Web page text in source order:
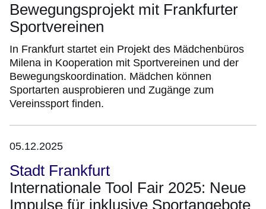
Bewegungsprojekt mit Frankfurter
Sportvereinen
In Frankfurt startet ein Projekt des Mädchenbüros
Milena in Kooperation mit Sportvereinen und der
Bewegungskoordination. Mädchen können
Sportarten ausprobieren und Zugänge zum
Vereinssport finden.
05.12.2025
Stadt Frankfurt
Internationale Tool Fair 2025: Neue
Impulse für inklusive Sportangebote